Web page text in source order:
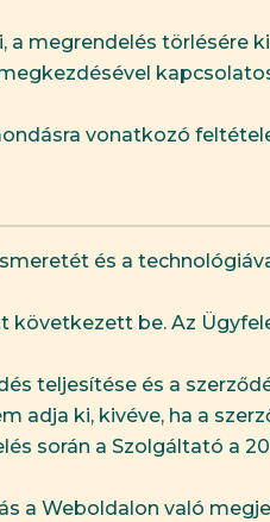
a megrendelés törlésére
vonatkozó
és a
következett be. Az
teljesítése és a
adja ki, kivéve, ha a
során a Szolgáltató a
a Weboldalon való